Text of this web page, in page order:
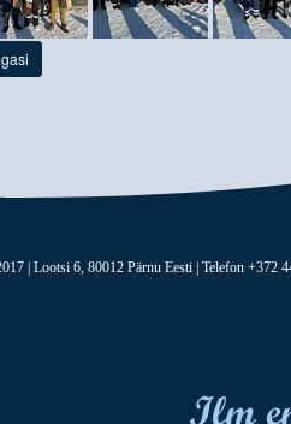
| Lootsi 6, 80012 Pärnu Eesti | Telefon +372